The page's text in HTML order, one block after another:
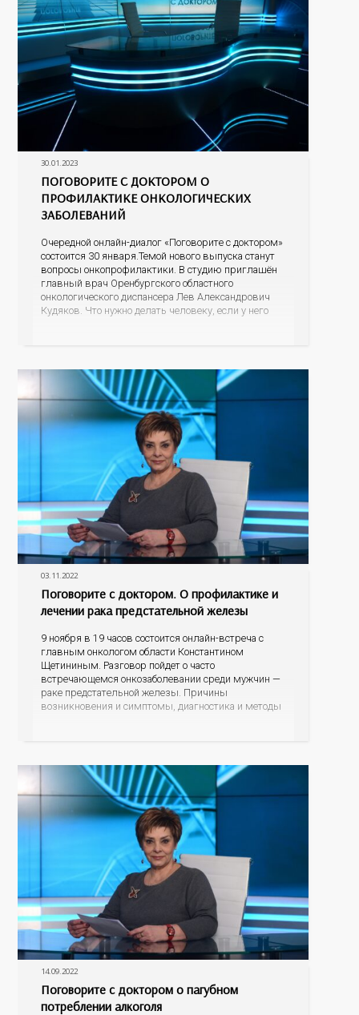
30.01.2023
ПОГОВОРИТЕ С ДОКТОРОМ О
ПРОФИЛАКТИКЕ ОНКОЛОГИЧЕСКИХ
ЗАБОЛЕВАНИЙ
Очередной онлайн-диалог «Поговорите с доктором»
состоится 30 января.Темой нового выпуска станут
вопросы онкопрофилактики. В студию приглашён
главный врач Оренбургского областного
онкологического диспансера Лев Александрович
Кудяков. Что нужно делать человеку, если у него
возникновения
03.11.2022
Поговорите с доктором. О профилактике и
лечении рака предстательной железы
9 ноября в 19 часов состоится онлайн-встреча с
главным онкологом области Константином
Щетининым. Разговор пойдет о часто
встречающемся онкозаболевании среди мужчин —
раке предстательной железы. Причины
возникновения и симптомы, диагностика и методы
14.09.2022
Поговорите с доктором о пагубном
потреблении алкоголя